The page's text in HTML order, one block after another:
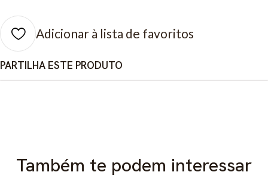
Adicionar à lista de favoritos
PARTILHA ESTE PRODUTO
Também te podem interessar